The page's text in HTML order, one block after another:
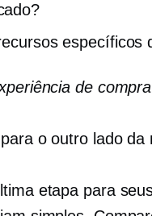
específicos
de
o outro lado da
etapa para